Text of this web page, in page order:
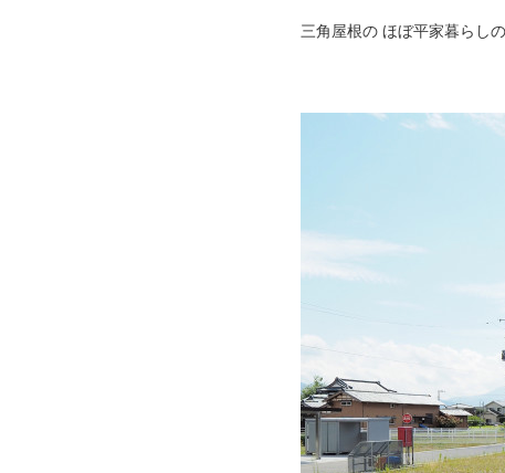
三角屋根の ほぼ平家暮らし